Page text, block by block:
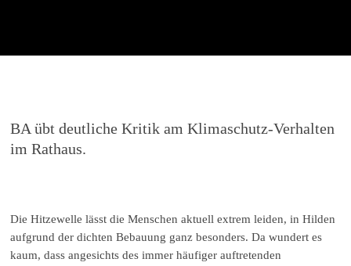
BA übt deutliche Kritik am Klimaschutz-Verhalten
im Rathaus.
Die Hitzewelle lässt die Menschen aktuell extrem leiden, in Hilden
aufgrund der dichten Bebauung ganz besonders. Da wundert es
kaum, dass angesichts des immer häufiger auftretenden